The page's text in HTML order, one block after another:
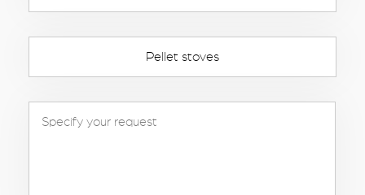
Pellet stoves